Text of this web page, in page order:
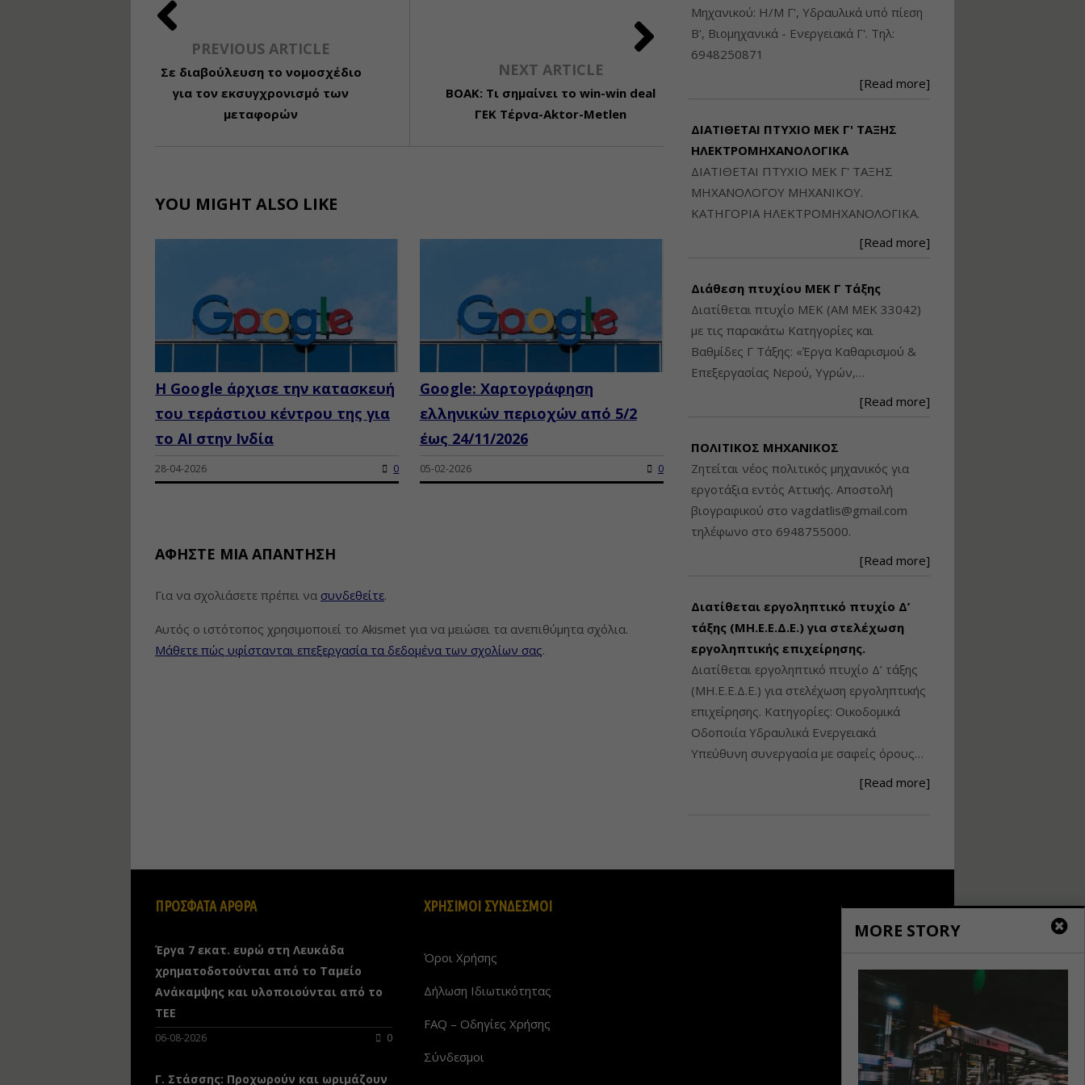
PREVIOUS ARTICLE
Σε διαβούλευση το νομοσχέδιο
για τον εκσυγχρονισμό των
μεταφορών
NEXT ARTICLE
ΒΟΑΚ: Τι σημαίνει το win-win deal
ΓΕΚ Τέρνα-Aktor-Metlen
YOU MIGHT ALSO LIKE
Η Google άρχισε την κατασκευή
του τεράστιου κέντρου της για
το AI στην Ινδία
28-04-2026 0
Google: Χαρτογράφηση
ελληνικών περιοχών από 5/2
έως 24/11/2026
05-02-2026 0
ΑΦΉΣΤΕ ΜΙΑ ΑΠΆΝΤΗΣΗ
Για να σχολιάσετε πρέπει να συνδεθείτε.
Αυτός ο ιστότοπος χρησιμοποιεί το Akismet για να μειώσει τα ανεπιθύμητα σχόλια.
Μάθετε πώς υφίστανται επεξεργασία τα δεδομένα των σχολίων σας.
Μηχανικού: Η/Μ Γ', Υδραυλικά υπό πίεση
Β', Βιομηχανικά - Ενεργειακά Γ'. Τηλ:
6948250871
[Read more]
ΔΙΑΤΙΘΕΤΑΙ ΠΤΥΧΙΟ ΜΕΚ Γ' ΤΑΞΗΣ
ΗΛΕΚΤΡΟΜΗΧΑΝΟΛΟΓΙΚΑ
ΔΙΑΤΙΘΕΤΑΙ ΠΤΥΧΙΟ ΜΕΚ Γ' ΤΑΞΗΣ
ΜΗΧΑΝΟΛΟΓΟΥ ΜΗΧΑΝΙΚΟΥ.
ΚΑΤΗΓΟΡΙΑ ΗΛΕΚΤΡΟΜΗΧΑΝΟΛΟΓΙΚΑ.
[Read more]
Διάθεση πτυχίου ΜΕΚ Γ Τάξης
Διατίθεται πτυχίο ΜΕΚ (ΑΜ ΜΕΚ 33042)
με τις παρακάτω Κατηγορίες και
Βαθμίδες Γ Τάξης: «Έργα Καθαρισμού &
Επεξεργασίας Νερού, Υγρών,…
[Read more]
ΠΟΛΙΤΙΚΟΣ ΜΗΧΑΝΙΚΟΣ
Ζητείται νέος πολιτικός μηχανικός για
εργοτάξια εντός Αττικής. Αποστολή
βιογραφικού στο vagdatlis@gmail.com
τηλέφωνο στο 6948755000.
[Read more]
Διατίθεται εργοληπτικό πτυχίο Δ’
τάξης (ΜΗ.Ε.Ε.Δ.Ε.) για στελέχωση
εργοληπτικής επιχείρησης.
Διατίθεται εργοληπτικό πτυχίο Δ’ τάξης
(ΜΗ.Ε.Ε.Δ.Ε.) για στελέχωση εργοληπτικής
επιχείρησης. Κατηγορίες: Οικοδομικά
Οδοποιία Υδραυλικά Ενεργειακά
Υπεύθυνη συνεργασία με σαφείς όρους…
[Read more]
MORE STORY
ΠΡΟΣΦΑΤΑ ΑΡΘΡΑ
Έργα 7 εκατ. ευρώ στη Λευκάδα
χρηματοδοτούνται από το Ταμείο
Ανάκαμψης και υλοποιούνται από το
ΤΕΕ
06-08-2026 0
Γ. Στάσσης: Προχωρούν και ωριμάζουν
ΧΡΗΣΙΜΟΙ ΣΥΝΔΕΣΜΟΙ
Όροι Χρήσης
Δήλωση Ιδιωτικότητας
FAQ – Οδηγίες Χρήσης
Σύνδεσμοι
Ταυτότητα Κτιρίου/
και Πράξη (2024)
Πολεοδομικού
Σχεδιασμού Εντός
Ορίων Πόλεων και
Οικισμών και Εκτός
Εισηγήτρια:
Τιμή από: €145.00
Διάρκεια: 8 ώρες
τεχνολογίας
φωτισμού LED και
Εισηγητής:Στέφανος Τουλόγλου
Τιμή από: €190.00
Διάρκεια: 12 ώρες
Εκπόνηση Τοπικών και
Εισηγητής:
Τιμή από: €130.00
Διάρκεια: 6 ώρες
Επίβλεψη Δημοσίων
Έργων με τον
Ν.4782/2021
Διάρκεια: 18 ώρες
και τεχνική
metering)
Εισηγητής:Νικόλαος Παπαναστασίου
Τιμή από: €215.00
Διάρκεια: 16 ώρες